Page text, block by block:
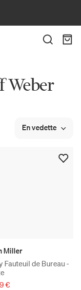
Weber
En vedette
Miller
Fauteuil de Bureau -
€